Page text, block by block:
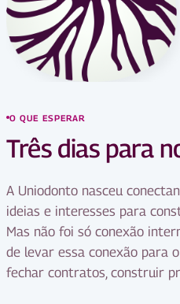
O QUE ESPERAR
Três dias para
A Uniodonto nasceu
ideias e interesses para
Mas não foi só conexão
de levar essa conexão para
fechar contratos, construir